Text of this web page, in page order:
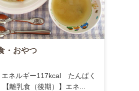
・おやつ
エネルギー117kcal たんぱく
離乳食（後期）】エネ...